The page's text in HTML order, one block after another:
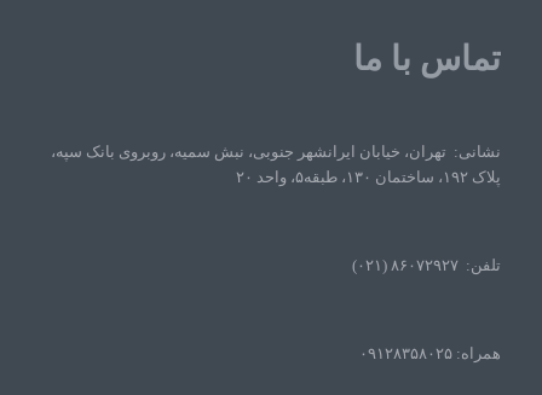
تماس با ما
نشانی: تهران، خیابان ایرانشهر جنوبی، نبش سمیه، روبروی بانک سپه،
پلاک ۱۹۲، ساختمان ۱۳۰، طبقه۵، واحد ۲۰
تلفن: ۸۶۰۷۲۹۲۷ (۰۲۱)
همراه: ۰۹۱۲۸۳۵۸۰۲۵